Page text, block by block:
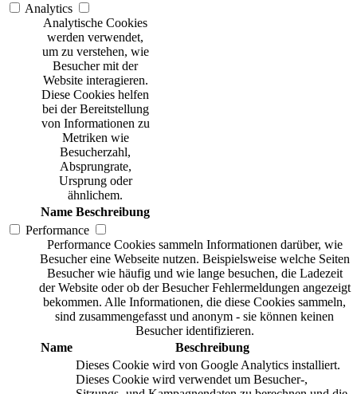
Analytics
Analytische Cookies
werden verwendet,
um zu verstehen, wie
Besucher mit der
Website interagieren.
Diese Cookies helfen
bei der Bereitstellung
von Informationen zu
Metriken wie
Besucherzahl,
Absprungrate,
Ursprung oder
ähnlichem.
Name Beschreibung
Performance
Performance Cookies sammeln Informationen darüber, wie
Besucher eine Webseite nutzen. Beispielsweise welche Seiten
Besucher wie häufig und wie lange besuchen, die Ladezeit
der Website oder ob der Besucher Fehlermeldungen angezeigt
bekommen. Alle Informationen, die diese Cookies sammeln,
sind zusammengefasst und anonym - sie können keinen
Besucher identifizieren.
Name
Beschreibung
Dieses Cookie wird von Google Analytics installiert.
Dieses Cookie wird verwendet um Besucher-,